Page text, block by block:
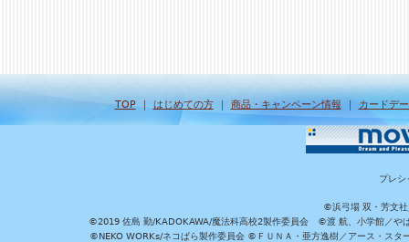
TOP｜ はじめての方｜ 商品・キャンペーン情報 ｜ カードデ
プレシ
©浜弓場 双・芳文社
©2019 佐島 勤/KADOKAWA/魔法科高校2製作委員会 ©渡 航、小学館／や
©NEKO WORKs/ネコぱら製作委員会 ©ＦＵＮＡ・亜方逸樹／アース・ス